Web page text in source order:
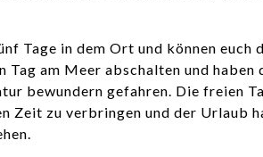
Tage in dem Ort und können euch
am Meer abschalten und haben
bewundern gefahren. Die freien
Zeit zu verbringen und der Urlaub